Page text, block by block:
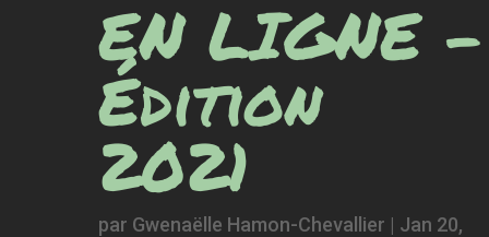
EN LIGNE –
Édition
2021
par Gwenaëlle Hamon-Chevallier | Jan 20,